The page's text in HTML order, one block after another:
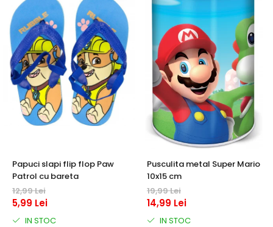
Papuci slapi flip flop Paw
Patrol cu bareta
12,99 Lei
5,99 Lei
IN STOC
Pusculita metal Super Mario
10x15 cm
19,99 Lei
14,99 Lei
IN STOC